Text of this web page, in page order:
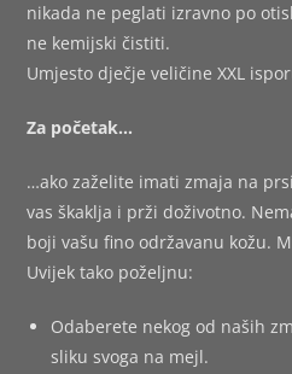
nikada ne peglati izravno po
ne kemijski čistiti.
Umjesto dječje veličine XXL
Za početak…
…ako zaželite imati zmaja na
vas škaklja i prži doživotno.
boji vašu fino održavanu kožu.
Uvijek tako poželjnu:
Odaberete nekog od naših
sliku svoga na mejl.